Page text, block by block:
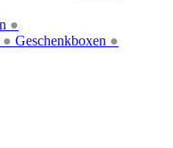
●
● Geschenkboxen ●